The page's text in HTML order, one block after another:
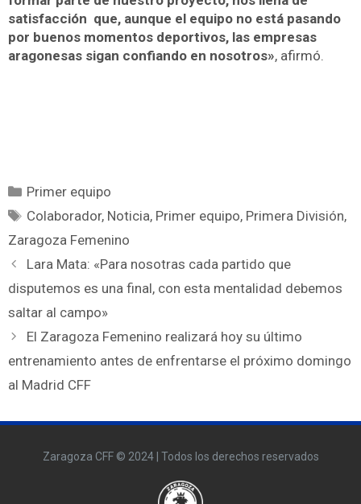
satisfacción que, aunque el equipo no está pasando
por buenos momentos deportivos, las empresas
aragonesas sigan confiando en nosotros», afirmó.
Primer equipo
Colaborador, Noticia, Primer equipo, Primera División,
Zaragoza Femenino
Lara Mata: «Para nosotras cada partido que
disputemos es una final, con esta mentalidad debemos
saltar al campo»
El Zaragoza Femenino realizará hoy su último
entrenamiento antes de enfrentarse el próximo domingo
al Madrid CFF
Zaragoza CFF © 2024 | Todos los derechos reservados